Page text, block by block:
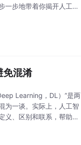
一步地带着你揭开人工智
免混淆
Learning，DL）”是两
为一谈。实际上，人工智
义、区别和联系，帮助你